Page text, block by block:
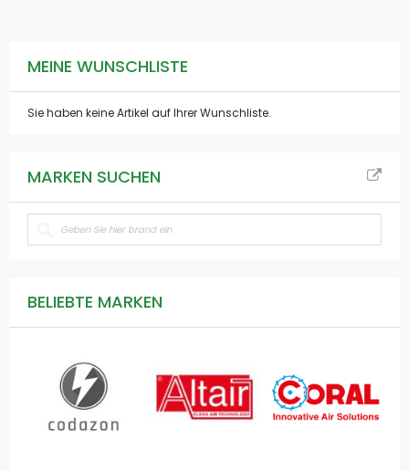
MEINE WUNSCHLISTE
Sie haben keine Artikel auf Ihrer Wunschliste.
MARKEN SUCHEN
BELIEBTE MARKEN